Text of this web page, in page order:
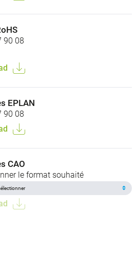
90 08
EPLAN
90 08
CAO
le format souhaité